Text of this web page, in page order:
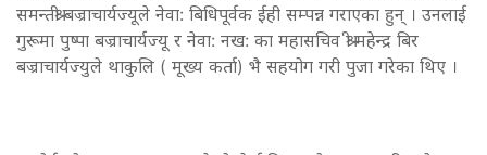
समन्तश्री बज्राचार्यज्यूले नेवा: बिधिपूर्वक ईही सम्पन्न गराएका हुन् । उनलाई
गुरूमा पुष्पा बज्राचार्यज्यू र नेवा: नख: का महासचिव श्री महेन्द्र बिर
बज्राचार्यज्युले थाकुलि ( मूख्य कर्ता) भै सहयोग गरी पुजा गरेका थिए ।